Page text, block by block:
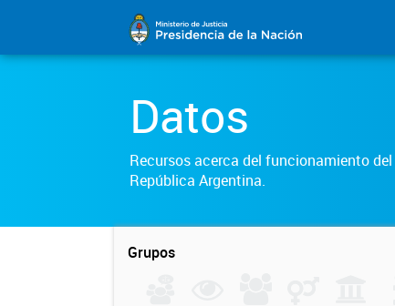
Datos
Recursos acerca del funcionamiento
República Argentina.
Grupos